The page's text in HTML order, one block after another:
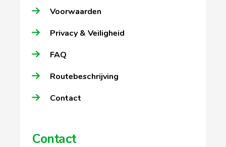
Voorwaarden
Privacy & Veiligheid
FAQ
Routebeschrijving
Contact
Contact